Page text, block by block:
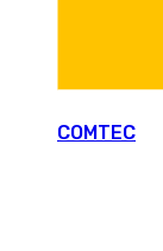
COMTEC